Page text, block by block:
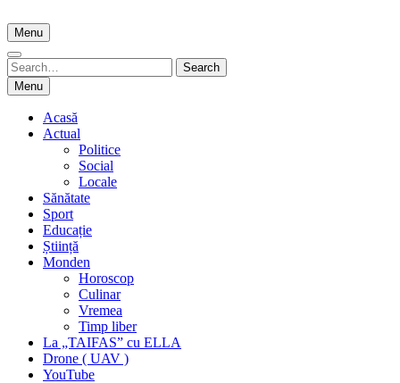
to
content
Menu
Search
for:
Search
Menu
Acasă
Actual
Politice
Social
Locale
Sănătate
Sport
Educație
Știință
Monden
Horoscop
Culinar
Vremea
Timp liber
La „TAIFAS” cu ELLA
Drone ( UAV )
YouTube